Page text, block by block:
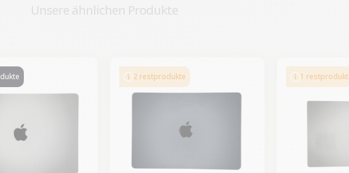
Unsere ähnlichen Produkte
2 restprodukte 1 restprodukt